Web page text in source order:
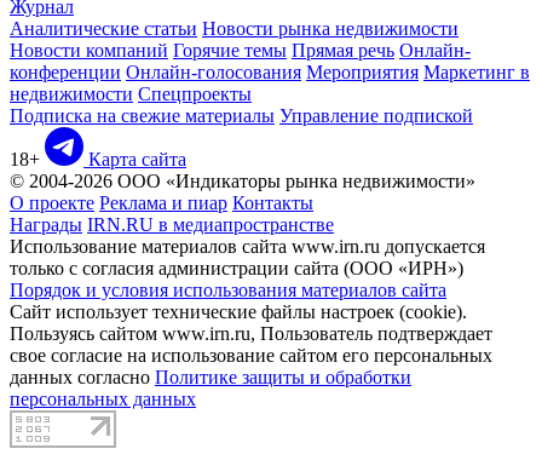
Журнал
Аналитические статьи Новости рынка недвижимости
Новости компаний Горячие темы Прямая речь Онлайн-
конференции Онлайн-голосования Мероприятия Маркетинг в
недвижимости Спецпроекты
Подписка на свежие материалы Управление подпиской
18+
Карта сайта
© 2004-2026 ООО «Индикаторы рынка недвижимости»
О проекте Реклама и пиар Контакты
Награды IRN.RU в медиапространстве
Использование материалов сайта www.irn.ru допускается
только с согласия администрации сайта (ООО «ИРН»)
Порядок и условия использования материалов сайта
Сайт использует технические файлы настроек (cookie).
Пользуясь сайтом www.irn.ru, Пользователь подтверждает
свое согласие на использование сайтом его персональных
данных согласно Политике защиты и обработки
персональных данных